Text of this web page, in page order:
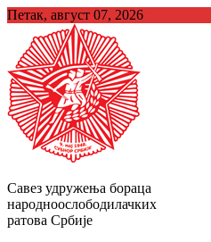
Skip
content
Петак, август 07, 2026
Савез удружења бораца
народноослободилачких
ратова Србије